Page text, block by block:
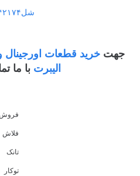
شل۸۸۰۴۲۱۷۴
جهت خرید قطعات اورجینال
الیبرت با ما
فلاش
تانک
توکار